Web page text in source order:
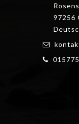
97256